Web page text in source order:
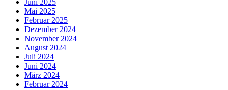
Juni 2025
Mai 2025
Februar 2025
Dezember 2024
November 2024
August 2024
Juli 2024
Juni 2024
März 2024
Februar 2024